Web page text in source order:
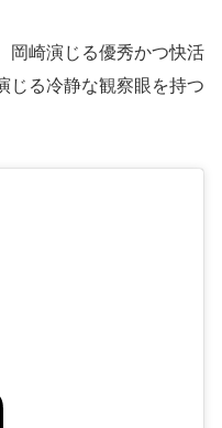
岡崎演じる優秀かつ快活
じる冷静な観察眼を持つ